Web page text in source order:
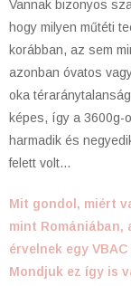
Vannak bizonyos
hogy milyen műtéti
korábban, az sem
azonban óvatos
oka
képes, így a 3600g-
harmadik és
felett volt…
Mit gondol, miért
mint Romániában,
érvelnek egy
Mondjuk ez így is